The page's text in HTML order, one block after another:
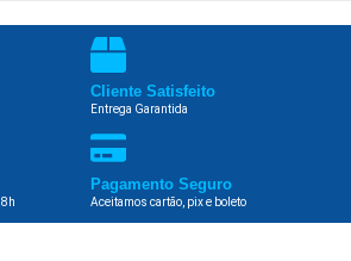
Cliente Satisfeito
Entrega Garantida
Pagamento Seguro
Aceitamos cartão, pix e boleto